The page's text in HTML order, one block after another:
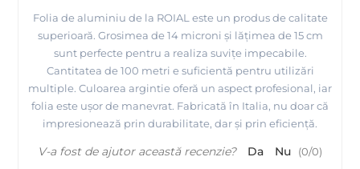
Folia de aluminiu de la ROIAL este un produs de calitate
superioară. Grosimea de 14 microni și lățimea de 15 cm
sunt perfecte pentru a realiza suvițe impecabile.
Cantitatea de 100 metri e suficientă pentru utilizări
multiple. Culoarea argintie oferă un aspect profesional, iar
folia este ușor de manevrat. Fabricată în Italia, nu doar că
impresionează prin durabilitate, dar și prin eficiență.
V-a fost de ajutor această recenzie? Da Nu (0/0)